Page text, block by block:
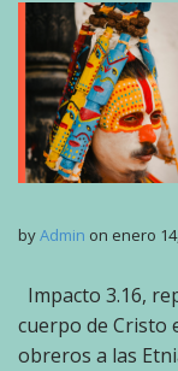
byAdmin on enero
Impacto 3.16,
cuerpo de Cristo
obreros a las